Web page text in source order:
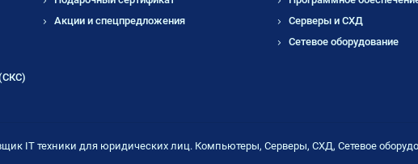
Акции и спецпредложения
Серверы и СХД
Сетевое оборудование
IT техники для юридических лиц. Компьютеры, Серверы, СХД, Сетевое